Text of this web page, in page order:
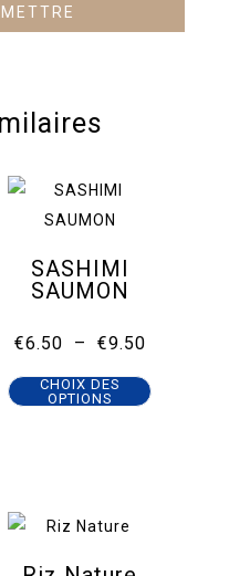
SASHIMI
SAUMON
€6.50 – €9.50Plage
prix :
€6.50
CHOIX DES
OPTIONS